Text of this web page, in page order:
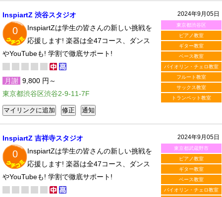
2024年9月05日
東京都渋谷区
ピアノ教室
ギター教室
ベース教室
バイオリン・チェロ教室
フルート教室
サックス教室
トランペット教室
InspiartZ 渋谷スタジオ
0
InspiartZは学生の皆さんの新しい挑戦を
応援します! 楽器は全47コース、ダンス
やYouTubeも! 学割で徹底サポート!
月謝 9,800 円～
東京都渋谷区渋谷2-9-11-7F
2024年9月05日
東京都武蔵野市
ピアノ教室
ギター教室
ベース教室
バイオリン・チェロ教室
InspiartZ 吉祥寺スタジオ
0
InspiartZは学生の皆さんの新しい挑戦を
応援します! 楽器は全47コース、ダンス
やYouTubeも! 学割で徹底サポート!